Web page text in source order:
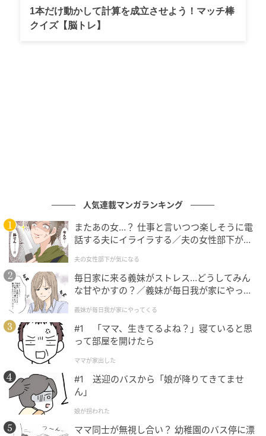
元記事で読む
1本だけ動かして計算を成立させよう！マッチ棒
クイズ【脳トレ】
人気連載マンガランキング
またあの女…？ 仕事と言いつつ楽しそうに電
話する夫にイライラする／夫の女性部下が気
夫の女性部下が気になる
毎日家に来る義妹がストレス…どうしてみん
な甘やかすの？／義妹が毎日我が家にやって
が】
義妹が毎日我が家にやってくる
#1 「ママ、生きてるよね？」寝ていると思
って部屋を開けたら
ママが家出した
#1 送迎のバスから「娘が降りてきてませ
ん」
娘が拐われた
ママ同士が無視し合い？ 幼稚園のバス停に漂